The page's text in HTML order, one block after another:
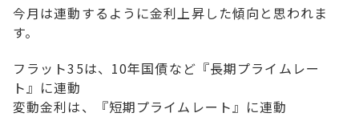
今月は連動するように金利上昇した傾向と思われま
す。
フラット35は、 10年国債など『長期プライムレー
ト』に連動
変動金利は、『短期プライムレート』に連動